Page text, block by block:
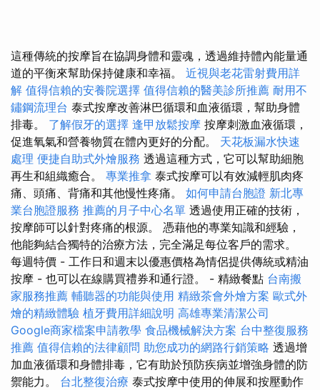
這種傳統的按摩旨在協調身體和靈魂，透過維持體內能量通
道的平衡來幫助保持健康和幸福。 近視與老花雷射費用詳
解 值得信賴的安養院選擇 值得信賴的醫美診所推薦 耐用不
鏽鋼流理台 泰式按摩改善淋巴循環和血液循環，幫助身體
排毒。 了解假牙的選擇 逢甲放鬆按摩 按摩刺激血液循環，
促進氧氣和營養物質在體內更好的分配。 天花板漏水快速
處理 便捷自助式外燴服務 透過這種方式，它可以幫助細胞
再生和組織癒合。 專業推拿 泰式按摩可以有效減輕肌肉疼
痛、頭痛、背痛和其他慢性疼痛。 如何申請台胞證 新北專
業台胞證服務 推薦的月子中心名單 透過使用正確的技術，
按摩師可以針對疼痛的根源。 憑藉他的專業知識和經驗，
他能夠結合獨特的治療方法，完全滿足每位客戶的需求。
每週特價 - 工作日和週末以優惠價格為情侶提供傳統或精油
按摩 - 也可以在線購買禮券和通行證。 - 精緻餐點 台南搬
家服務推薦 輔聽器的功能與使用 精緻茶會外燴方案 歐式外
燴的精緻體驗 植牙費用詳細說明 高雄專業清潔公司
Google商家檔案申請教學 食品機械解決方案 台中整復服務
推薦 值得信賴的法律顧問 助您成功的網路行銷策略 透過增
加血液循環和身體排毒，它有助於預防疾病並增強身體的防
禦能力。 台北整復治療 泰式按摩中使用的伸展和按壓動作